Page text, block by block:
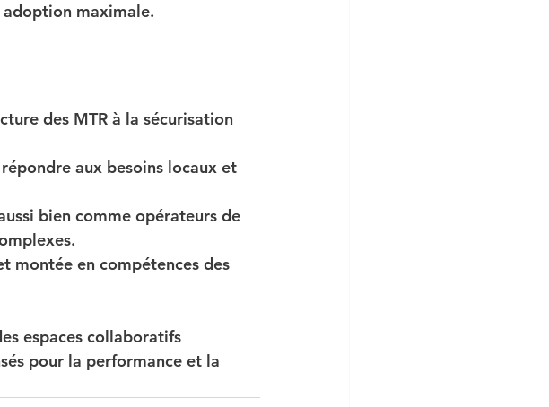
adoption maximale.
des MTR à la sécurisation
aux besoins locaux et
bien comme opérateurs de
montée en compétences des
espaces collaboratifs
pour la performance et la